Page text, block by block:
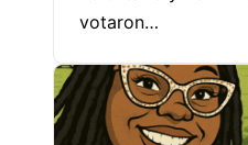
votaron…